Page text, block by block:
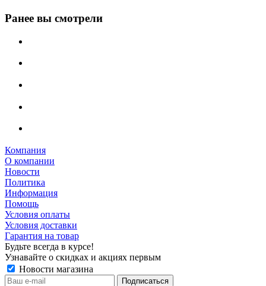
Ранее вы смотрели
Компания
О компании
Новости
Политика
Информация
Помощь
Условия оплаты
Условия доставки
Гарантия на товар
Будьте всегда в курсе!
Узнавайте о скидках и акциях первым
Новости магазина